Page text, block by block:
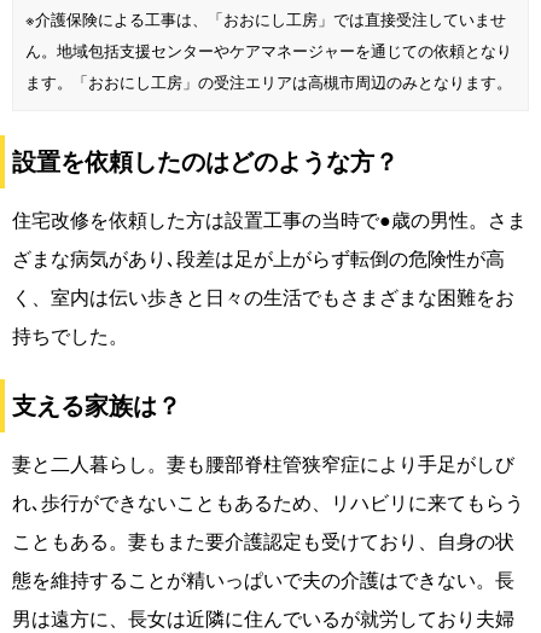
※介護保険による工事は、「おおにし工房」では直接受注していませ
ん。地域包括支援センターやケアマネージャーを通じての依頼となり
ます。「おおにし工房」の受注エリアは高槻市周辺のみとなります。
設置を依頼したのはどのような方？
住宅改修を依頼した方は設置工事の当時で●歳の男性。さま
ざまな病気があり､段差は足が上がらず転倒の危険性が高
く、室内は伝い歩きと日々の生活でもさまざまな困難をお
持ちでした。
支える家族は？
妻と二人暮らし。妻も腰部脊柱管狭窄症により手足がしび
れ､歩行ができないこともあるため、リハビリに来てもらう
こともある。妻もまた要介護認定も受けており、自身の状
態を維持することが精いっぱいで夫の介護はできない。長
男は遠方に、長女は近隣に住んでいるが就労しており夫婦